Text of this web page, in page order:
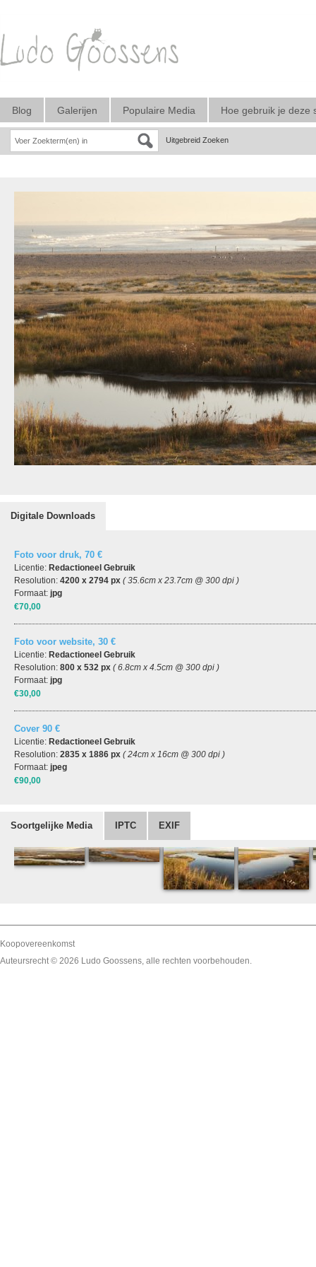
Blog Galerijen Populaire Media Hoe gebruik je deze
Uitgebreid Zoeken
Digitale Downloads
Foto voor druk, 70 €
Licentie: Redactioneel Gebruik
Resolution: 4200 x 2794 px ( 35.6cm x 23.7cm @ 300 dpi )
Formaat: jpg
€70,00
Foto voor website, 30 €
Licentie: Redactioneel Gebruik
Resolution: 800 x 532 px ( 6.8cm x 4.5cm @ 300 dpi )
Formaat: jpg
€30,00
Cover 90 €
Licentie: Redactioneel Gebruik
Resolution: 2835 x 1886 px ( 24cm x 16cm @ 300 dpi )
Formaat: jpeg
€90,00
Soortgelijke Media IPTC EXIF
Koopovereenkomst
Auteursrecht © 2026 Ludo Goossens, alle rechten voorbehouden.